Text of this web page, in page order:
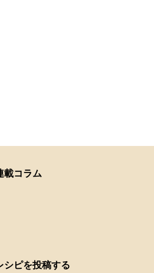
載コラム
シピを投稿する